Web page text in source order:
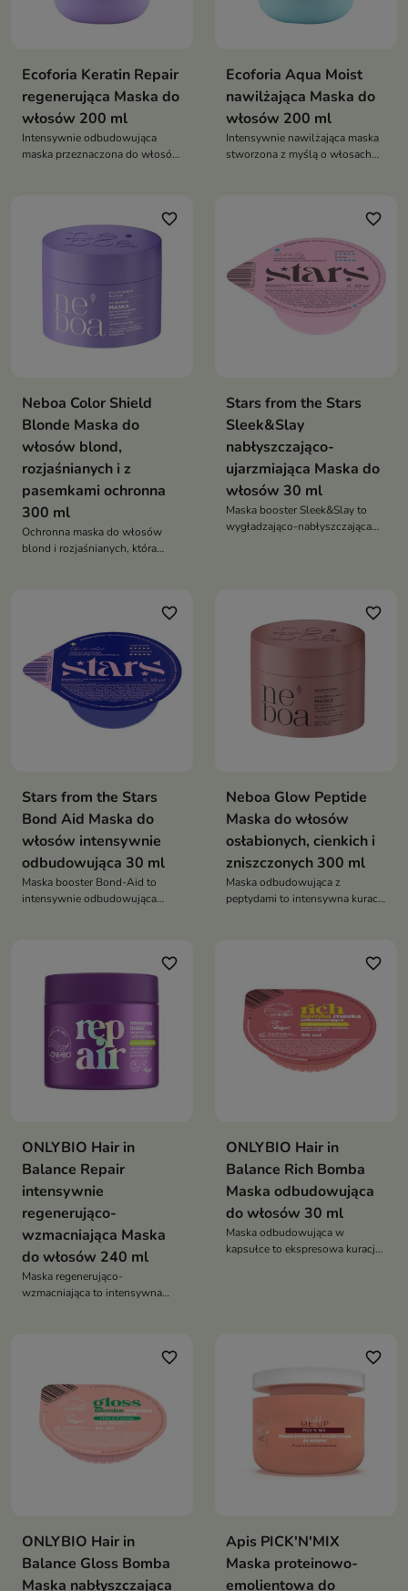
Ecoforia Keratin Repair
regenerująca Maska do
włosów 200 ml
Intensywnie odbudowująca
maska przeznaczona do włosów
Ecoforia Aqua Moist
nawilżająca Maska do
włosów 200 ml
Intensywnie nawilżająca maska
stworzona z myślą o włosach
favorite_border
Neboa Color Shield
Blonde Maska do
włosów blond,
rozjaśnianych i z
pasemkami ochronna
300 ml
Ochronna maska do włosów
blond i rozjaśnianych, która
favorite_border
Stars from the Stars
Sleek&Slay
nabłyszczająco-
ujarzmiająca Maska do
włosów 30 ml
Maska booster Sleek&Slay to
wygładzająco-nabłyszczająca
favorite_border
Stars from the Stars
Bond Aid Maska do
włosów intensywnie
odbudowująca 30 ml
Maska booster Bond-Aid to
intensywnie odbudowująca
favorite_border
Neboa Glow Peptide
Maska do włosów
osłabionych, cienkich i
zniszczonych 300 ml
Maska odbudowująca z
peptydami to intensywna kuracja
favorite_border
ONLYBIO Hair in
Balance Repair
intensywnie
regenerująco-
wzmacniająca Maska
do włosów 240 ml
Maska regenerująco-
wzmacniająca to intensywna
favorite_border
ONLYBIO Hair in
Balance Rich Bomba
Maska odbudowująca
do włosów 30 ml
Maska odbudowująca w
kapsułce to ekspresowa kuracja
favorite_border
ONLYBIO Hair in
Balance Gloss Bomba
Maska nabłyszczająca
favorite_border
Apis PICK'N'MIX
Maska proteinowo-
emolientowa do